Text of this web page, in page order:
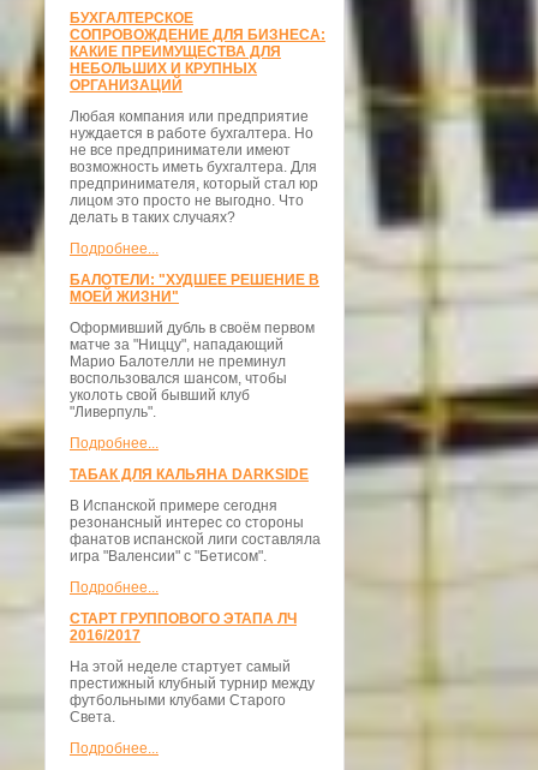
БУХГАЛТЕРСКОЕ
СОПРОВОЖДЕНИЕ ДЛЯ БИЗНЕСА:
КАКИЕ ПРЕИМУЩЕСТВА ДЛЯ
НЕБОЛЬШИХ И КРУПНЫХ
ОРГАНИЗАЦИЙ
Любая компания или предприятие
нуждается в работе бухгалтера. Но
не все предприниматели имеют
возможность иметь бухгалтера. Для
предпринимателя, который стал юр
лицом это просто не выгодно. Что
делать в таких случаях?
Подробнее...
БАЛОТЕЛИ: "ХУДШЕЕ РЕШЕНИЕ В
МОЕЙ ЖИЗНИ"
Оформивший дубль в своём первом
матче за "Ниццу", нападающий
Марио Балотелли не преминул
воспользовался шансом, чтобы
уколоть свой бывший клуб
"Ливерпуль".
Подробнее...
ТАБАК ДЛЯ КАЛЬЯНА DARKSIDE
В Испанской примере сегодня
резонансный интерес со стороны
фанатов испанской лиги составляла
игра "Валенсии" с "Бетисом".
Подробнее...
СТАРТ ГРУППОВОГО ЭТАПА ЛЧ
2016/2017
На этой неделе стартует самый
престижный клубный турнир между
футбольными клубами Старого
Света.
Подробнее...